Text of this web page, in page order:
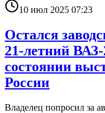
10 июл 2025 07:23
Остался
21-летний
состоянии
России
Владелец попросил за